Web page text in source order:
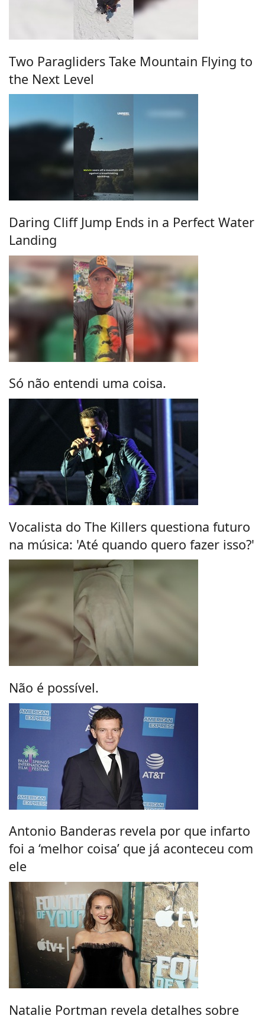
Two Paragliders Take Mountain Flying to
the Next Level
Daring Cliff Jump Ends in a Perfect Water
Landing
Só não entendi uma coisa.
Vocalista do The Killers questiona futuro
na música: 'Até quando quero fazer isso?'
Não é possível.
Antonio Banderas revela por que infarto
foi a ‘melhor coisa’ que já aconteceu com
ele
Natalie Portman revela detalhes sobre